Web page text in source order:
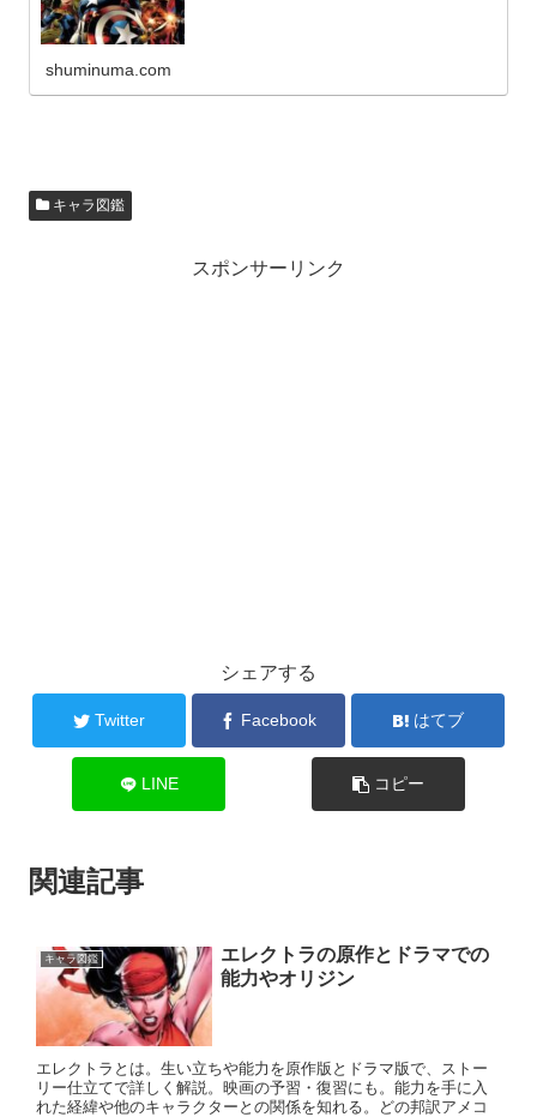
shuminuma.com
キャラ図鑑
スポンサーリンク
シェアする
Twitter Facebook はてブ
LINE コピー
関連記事
キャラ図鑑
エレクトラの原作とドラマでの
能力やオリジン
エレクトラとは。生い立ちや能力を原作版とドラマ版で、ストー
リー仕立てで詳しく解説。映画の予習・復習にも。能力を手に入
れた経緯や他のキャラクターとの関係を知れる。どの邦訳アメコ